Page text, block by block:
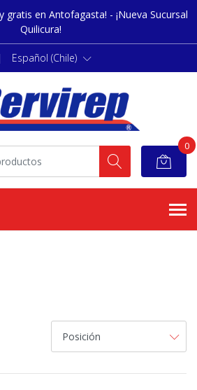
gratis en Antofagasta! - ¡Nueva Sucursal
Quilicura!
Español (Chile)
0